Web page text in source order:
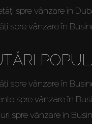
spre vânzare în
spre vânzare în
spre vânzare în
spre vânzare în
spre vânzare în